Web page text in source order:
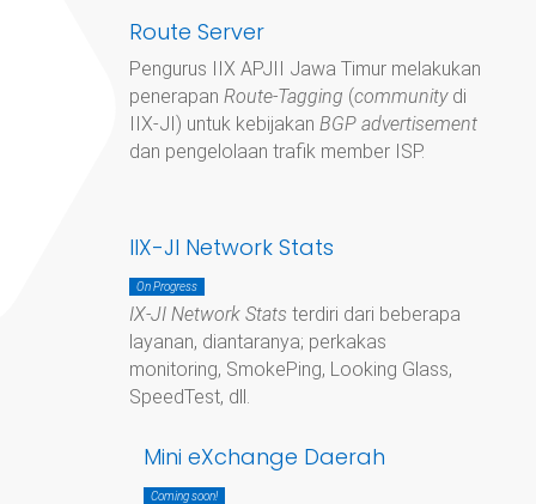
Route Server
Pengurus IIX APJII Jawa Timur melakukan
penerapan Route-Tagging (communitydi
IIX-JI) untuk kebijakan BGP advertisement
dan pengelolaan trafik member ISP.
IIX-JI Network Stats
On Progress
IX-JI Network Stats terdiri dari beberapa
layanan, diantaranya; perkakas
monitoring, SmokePing, Looking Glass,
SpeedTest, dll.
Mini eXchange Daerah
Coming soon!